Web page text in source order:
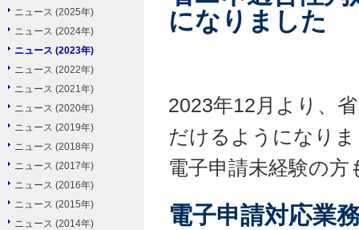
ニュース (2025年)
ニュース (2024年)
ニュース (2023年)
ニュース (2022年)
ニュース (2021年)
ニュース (2020年)
ニュース (2019年)
ニュース (2018年)
ニュース (2017年)
ニュース (2016年)
ニュース (2015年)
ニュース (2014年)
になりました
2023年12月より、
だけるようになり
電子申請未経験の
電子申請対応業